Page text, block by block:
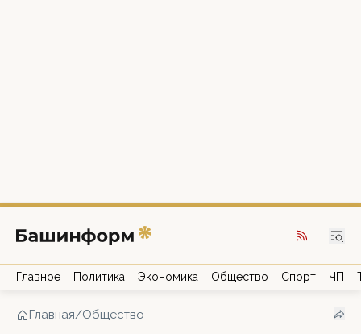
Главное Политика Экономика Общество Спорт ЧП
Главная/Общество